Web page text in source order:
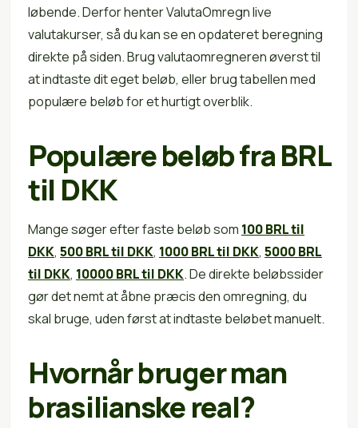
løbende. Derfor henter ValutaOmregn live
valutakurser, så du kan se en opdateret beregning
direkte på siden. Brug valutaomregneren øverst til
at indtaste dit eget beløb, eller brug tabellen med
populære beløb for et hurtigt overblik.
Populære beløb fra BRL
til DKK
Mange søger efter faste beløb som 100 BRL til
DKK, 500 BRL til DKK, 1000 BRL til DKK, 5000 BRL
til DKK, 10000 BRL til DKK. De direkte beløbssider
gør det nemt at åbne præcis den omregning, du
skal bruge, uden først at indtaste beløbet manuelt.
Hvornår bruger man
brasilianske real?